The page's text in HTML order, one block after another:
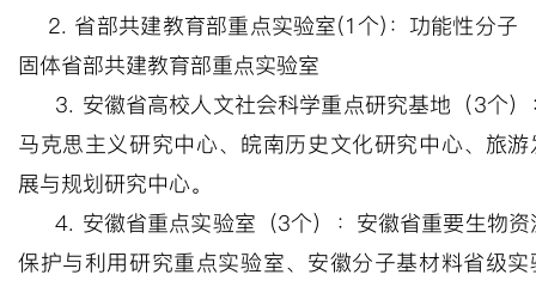
2. 省部共建教育部重点实验室(1个) ： 功能性分子
固体省部共建教育部重点实验室
3. 安徽省高校人文社会科学重点研究基地（3个）
马克思主义研究中心、皖南历史文化研究中心、旅游
展与规划研究中心。
4. 安徽省重点实验室（3个）：安徽省重要生物资
保护与利用研究重点实验室、 安徽分子基材料省级实